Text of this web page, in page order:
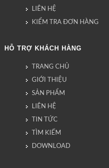
LIÊN HỆ
KIỂM TRA ĐƠN HÀNG
HỖ TRỢ KHÁCH HÀNG
TRANG CHỦ
GIỚI THIỆU
SẢN PHẨM
LIÊN HỆ
TIN TỨC
TÌM KIẾM
DOWNLOAD